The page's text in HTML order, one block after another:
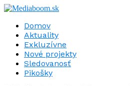
Domov
Aktuality
Exkluzívne
Nové projekty
Sledovanosť
Pikošky